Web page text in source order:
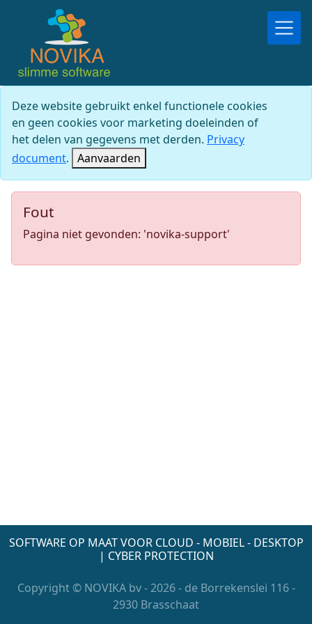
Deze website gebruikt enkel functionele cookies
en geen cookies voor marketing doeleinden of
het delen van gegevens met derden. Privacy
document. Aanvaarden
Fout
Pagina niet gevonden: 'novika-support'
SOFTWARE OP MAAT VOOR CLOUD - MOBIEL - DESKTOP
| CYBER PROTECTION
Copyright © NOVIKA bv - 2026 - de Borrekenslei 116 -
2930 Brasschaat